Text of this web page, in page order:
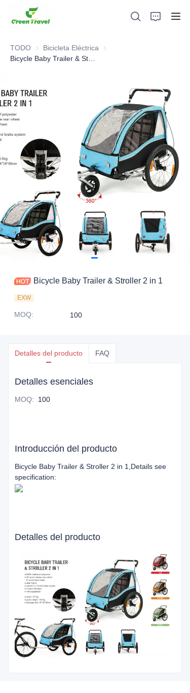
TODO Bicicleta Eléctrica Bicicleta Eléctrica
Bicycle Baby Trailer & Stroller 2 in 1
EXW
MOQ: 100
Detalles del producto FAQ
Detalles esenciales
MOQ: 100
Introducción del producto
Bicycle Baby Trailer & Stroller 2 in 1 ,Details see
specification:
Detalles del producto
Productos
Sobre nosotros
Noticias y casos de cooperación
Bases y procesos de fabricación
Apoyo